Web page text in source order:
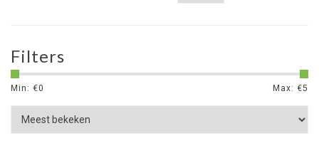
Filters
Min: €0 Max: €5